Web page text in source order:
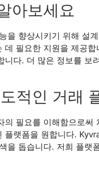
아보세요
을 향상시키기 위해 설
데 필요한 지원을 제공
니다. 더 많은 정보를 보
적인 거래
필요를 이해함으로
플랫폼을 원합니다.
을 돕습니다. 저희 플